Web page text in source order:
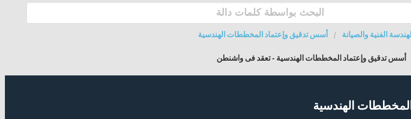
الفنية والصيانة أسس تدقيق وإعتماد المخططات الهندسية
أسس تدقيق وإعتماد المخططات الهندسية - تعقد فى واشنطن
الهندسية